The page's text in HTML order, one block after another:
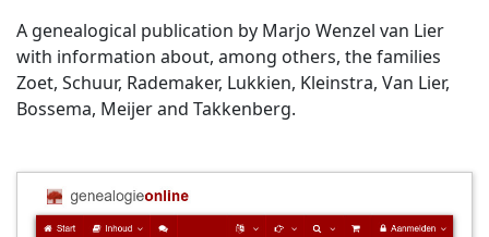
A genealogical publication by Marjo Wenzel van Lier
with information about, among others, the families
Zoet, Schuur, Rademaker, Lukkien, Kleinstra, Van Lier,
Bossema, Meijer and Takkenberg.